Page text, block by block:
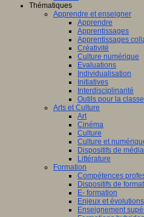
Thématiques
Apprendre et enseigner
Apprendre
Apprentissages
Apprentissages
Créativité
Culture numérique
Evaluations
Individualisation
Initiatives
Interdisciplinarité
Outils pour la classe
Arts et Culture
Art
Cinéma
Culture
Culture et
Dispositifs de
Littérature
Formation
Compétences
Dispositifs de
E- formation
Enjeux et évolutions
Enseignement